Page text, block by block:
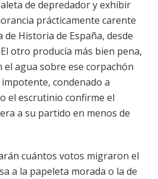
de depredador y exhibir
prácticamente carente
Historia de España, desde
otro producía más bien pena,
el agua sobre ese corpachón
condenado a
el escrutinio confirme el
a su partido en menos de
cuántos votos migraron el
a la papeleta morada o la de